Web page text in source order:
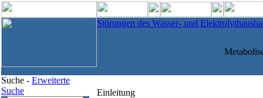
Störungen des Wasser- und
Suche - Erweiterte
Suche
Einleitung